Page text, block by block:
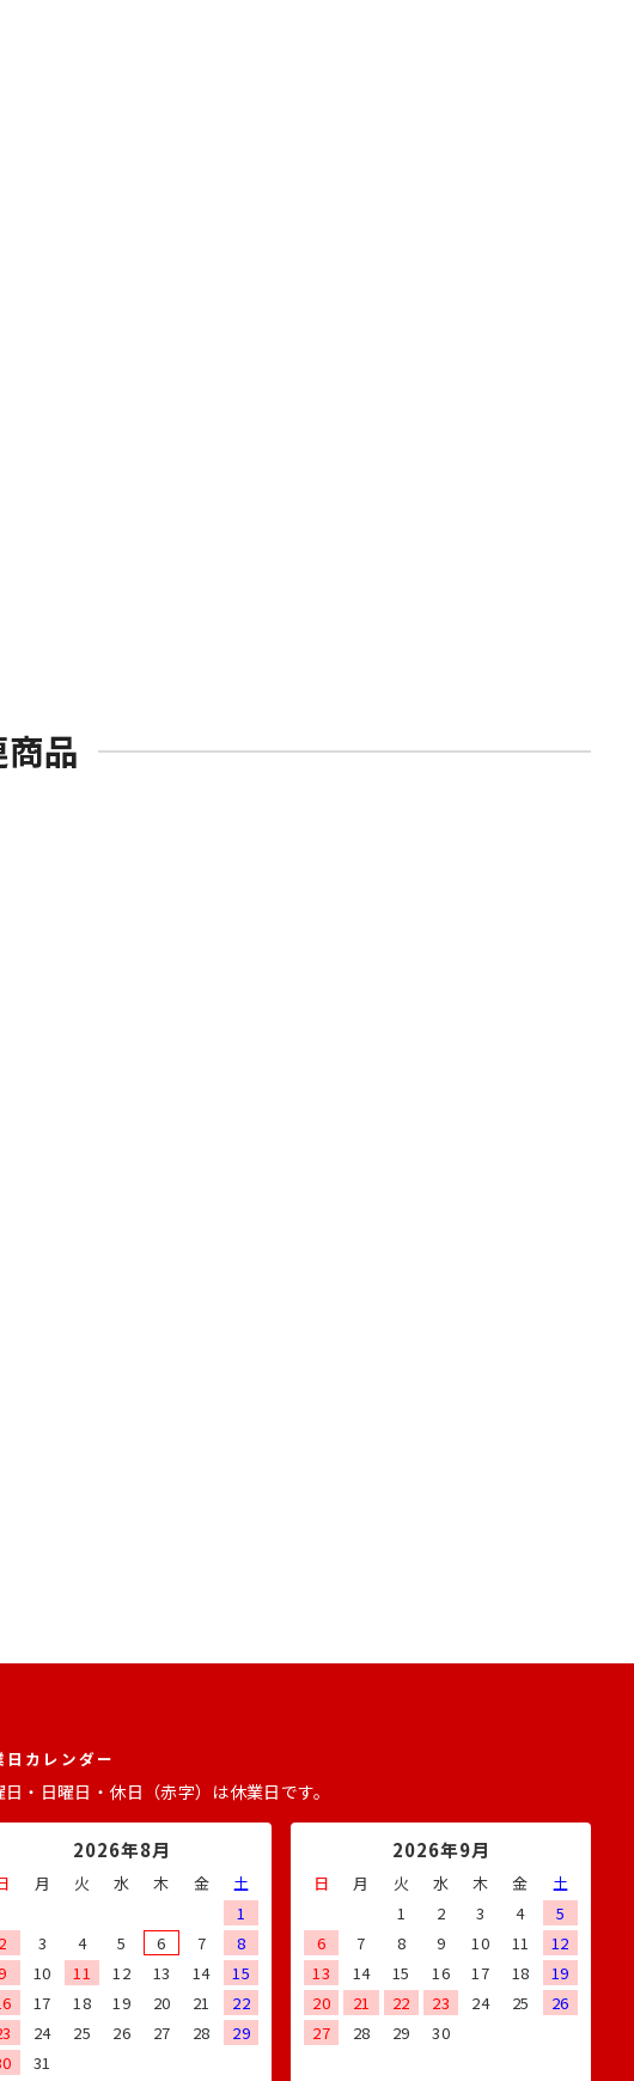
品
日カレンダー
日・日曜日・休日（赤字）は休業日です。
2026年8月
月 火 水 木 金
土
1
2
3 4 5 6 7
8
10 11 12 13 14
15
17 18 19 20 21
22
24 25 26 27 28
29
31
2026年9月
日 月 火 水 木 金
土
1
2 3 4
5
6
7 8 9 10 11
12
13
14 15 16 17 18
19
20
21 22 23 24 25
26
27
28 29 30